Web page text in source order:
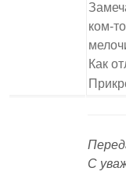
ком-
Как
С